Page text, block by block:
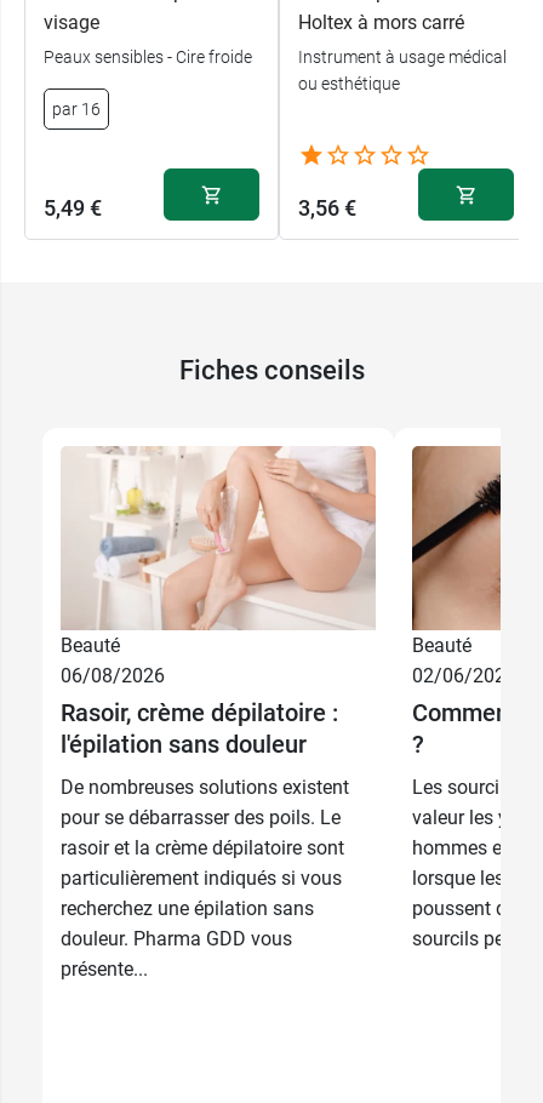
visage
Peaux sensibles - Cire froide
par 16
5,49 €
Holtex à mors carré
Instrument à usage médical
ou esthétique
3,56 €
Fiches conseils
Beauté
06/08/2026
Rasoir, crème dépilatoire :
l'épilation sans douleur
De nombreuses solutions existent
pour se débarrasser des poils. Le
rasoir et la crème dépilatoire sont
particulièrement indiqués si vous
recherchez une épilation sans
douleur. Pharma GDD vous
présente...
Beauté
02/06/2026
Comment
?
Les sourcils
valeur les
hommes et
lorsque les
poussent de
sourcils